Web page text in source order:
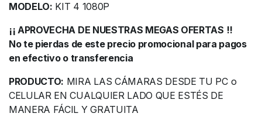
MODELO: KIT 4 1080P
¡¡ APROVECHA DE NUESTRAS MEGAS OFERTAS !!
No te pierdas de este precio promocional para pagos
en efectivo o transferencia
PRODUCTO: MIRA LAS CÁMARAS DESDE TU PC o
CELULAR EN CUALQUIER LADO QUE ESTÉS DE
MANERA FÁCIL Y GRATUITA